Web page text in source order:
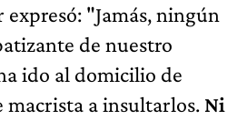
"Jamás, ningún
de nuestro
ido al domicilio de
a insultarlos. Ni